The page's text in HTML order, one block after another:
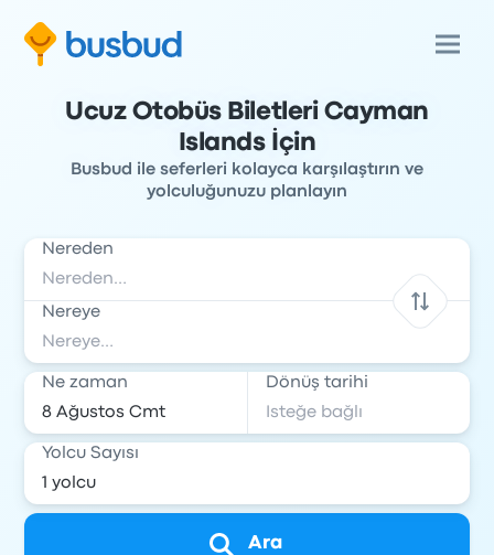
Ucuz Otobüs Biletleri Cayman
Islands İçin
Busbud ile seferleri kolayca karşılaştırın ve
yolculuğunuzu planlayın
Nereden
Nereye
Ne zaman Dönüş tarihi
Yolcu Sayısı
Ara